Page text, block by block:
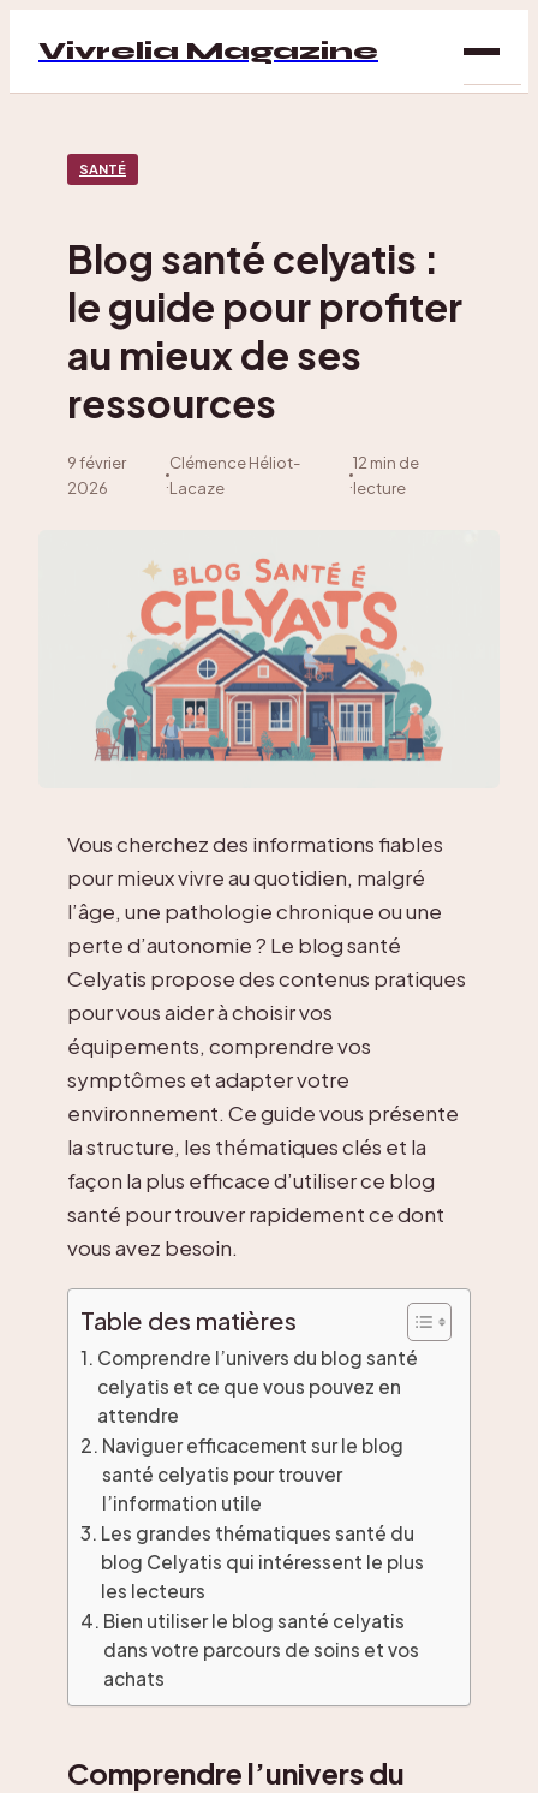
Vivrelia Magazine
SANTÉ
Blog santé celyatis :
le guide pour profiter
au mieux de ses
ressources
9 février
2026
·
Clémence Héliot-
Lacaze
·
12 min de
lecture
Vous cherchez des informations fiables
pour mieux vivre au quotidien, malgré
l’âge, une pathologie chronique ou une
perte d’autonomie ? Le blog santé
Celyatis propose des contenus pratiques
pour vous aider à choisir vos
équipements, comprendre vos
symptômes et adapter votre
environnement. Ce guide vous présente
la structure, les thématiques clés et la
façon la plus efficace d’utiliser ce blog
santé pour trouver rapidement ce dont
vous avez besoin.
Table des matières
Comprendre l’univers du blog santé
celyatis et ce que vous pouvez en
attendre
Naviguer efficacement sur le blog
santé celyatis pour trouver
l’information utile
Les grandes thématiques santé du
blog Celyatis qui intéressent le plus
les lecteurs
Bien utiliser le blog santé celyatis
dans votre parcours de soins et vos
achats
Comprendre l’univers du